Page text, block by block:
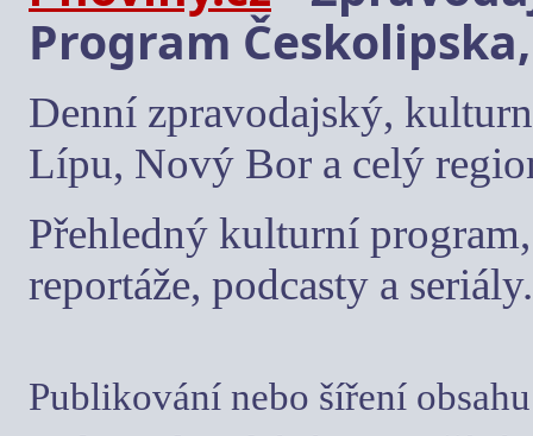
Program
Denní zpravodajský,
Lípu, Nový Bor a celý
Přehledný kulturní
reportáže, podcasty a seriály.
Publikování nebo šíření